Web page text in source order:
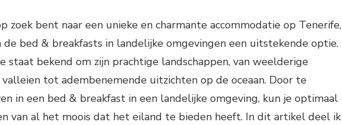
zoek bent naar een unieke en charmante accommodatie op Tenerife,
de bed & breakfasts in landelijke omgevingen een uitstekende optie.
staat bekend om zijn prachtige landschappen, van weelderige
tot adembenemende uitzichten op de oceaan. Door te
in een bed & breakfast in een landelijke omgeving, kun je optimaal
van al het moois dat het eiland te bieden heeft. In dit artikel deel ik